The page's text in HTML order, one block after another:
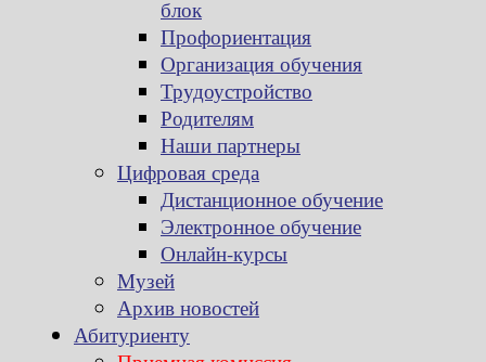
блок
Профориентация
Организация обучения
Трудоустройство
Родителям
Наши партнеры
Цифровая среда
Дистанционное обучение
Электронное обучение
Онлайн-курсы
Музей
Архив новостей
Абитуриенту